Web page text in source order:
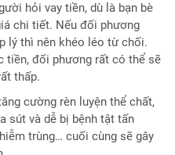
hỏi vay tiền, dù là bạn bè
chi tiết. Nếu đối phương
lý thì nên khéo léo từ chối.
tiền, đối phương rất có thể sẽ
thấp.
cường rèn luyện thể chất,
sút và dễ bị bệnh tật tấn
trùng… cuối cùng sẽ gây